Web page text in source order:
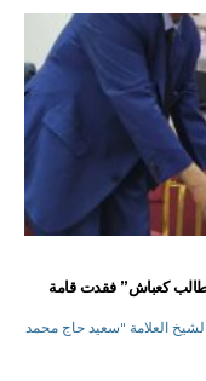
كعباش” فقدت قامة
العلامة "سعيد حاج محمد